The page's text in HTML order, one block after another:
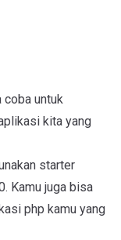
untuk
kita yang
starter
Kamu juga bisa
php kamu yang